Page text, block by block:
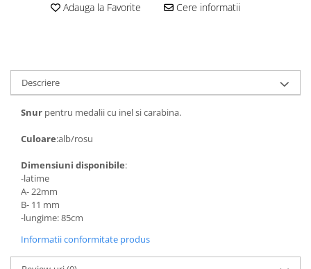
Adauga la Favorite Cere informatii
Descriere
Snur pentru medalii cu inel si carabina.
Culoare:alb/rosu
Dimensiuni disponibile:
-latime
A- 22mm
B- 11 mm
-lungime: 85cm
Informatii conformitate produs